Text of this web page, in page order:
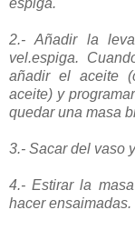
2.- Añadir la
vel.espiga.
añadir el aceite
aceite) y
quedar una masa
3.- Sacar del vaso
4.- Estirar la
hacer ensaimadas.